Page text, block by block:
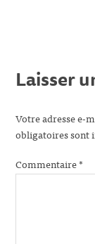
Laisser
Votre adresse e-
obligatoires sont
Commentaire*